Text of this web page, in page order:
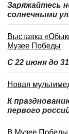
Заряжайтесь
солнечными
Выставка
Музее Победы
С 22 июня до
Новая
К
первого
В Музее Победы